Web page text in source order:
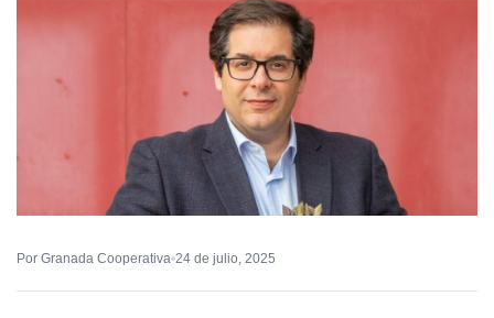
Por Granada Cooperativa 24 de julio, 2025